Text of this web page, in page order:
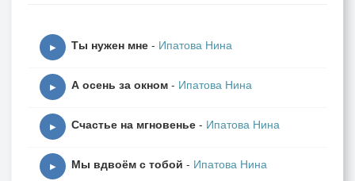
Тянутся губы к губам.
Он.
Мы две половинки с тобой.
Тебя никому не отдам,
▶ Ты нужен мне - Ипатова Нина
▶ А осень за окном - Ипатова Нина
▶ Счастье на мгновенье - Ипатова Нина
▶ Мы вдвоём с тобой - Ипатова Нина